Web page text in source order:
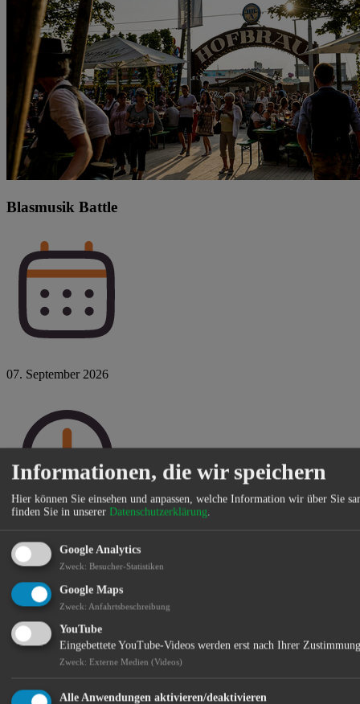
Blasmusik Battle
07. September 2026
Informationen, die wir speichern
Hier können Sie einsehen und anpassen, welche Information wir über Sie
finden Sie in unserer Datenschutzerklärung.
Google Analytics
Zweck: Besucher-Statistiken
Google Maps
Zweck: Anfahrtsbeschreibung
YouTube
Eingebettete YouTube-Videos werden erst nach Ihrer
Zweck: Externe Medien (Videos)
Alle Anwendungen aktivieren/deaktivieren